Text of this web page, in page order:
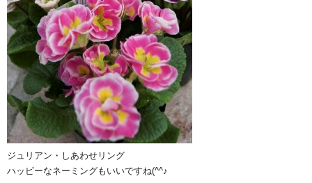
ジュリアン・しあわせリング
ハッピーなネーミングもいいですね(^^♪